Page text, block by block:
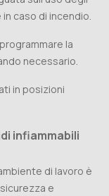
caso di incendio.
la
necessario.
in posizioni
infiammabili
di lavoro è
e